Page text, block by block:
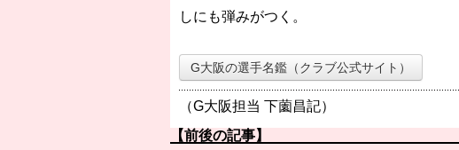
しにも弾みがつく。
G大阪の選手名鑑（クラブ公式サイト）
（G大阪担当 下薗昌記）
【前後の記事】